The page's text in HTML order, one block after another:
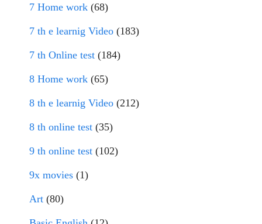
7 Home work (68)
7 th e learnig Video (183)
7 th Online test (184)
8 Home work (65)
8 th e learnig Video (212)
8 th online test (35)
9 th online test (102)
9x movies (1)
Art (80)